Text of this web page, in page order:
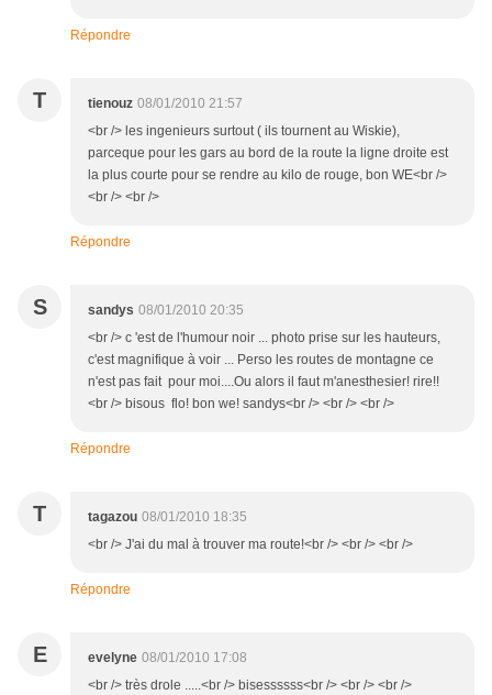
Répondre
T tienouz 08/01/2010 21:57
<br /> les ingenieurs surtout ( ils tournent au Wiskie),
parceque pour les gars au bord de la route la ligne droite est
la plus courte pour se rendre au kilo de rouge, bon WE<br />
<br /> <br />
Répondre
S sandys 08/01/2010 20:35
<br /> c 'est de l'humour noir ... photo prise sur les hauteurs,
c'est magnifique à voir ... Perso les routes de montagne ce
n'est pas fait pour moi....Ou alors il faut m'anesthesier! rire!!
<br /> bisous flo! bon we! sandys<br /> <br /> <br />
Répondre
T tagazou 08/01/2010 18:35
<br /> J'ai du mal à trouver ma route!<br /> <br /> <br />
Répondre
E evelyne 08/01/2010 17:08
<br /> très drole .....<br /> bisessssss<br /> <br /> <br />